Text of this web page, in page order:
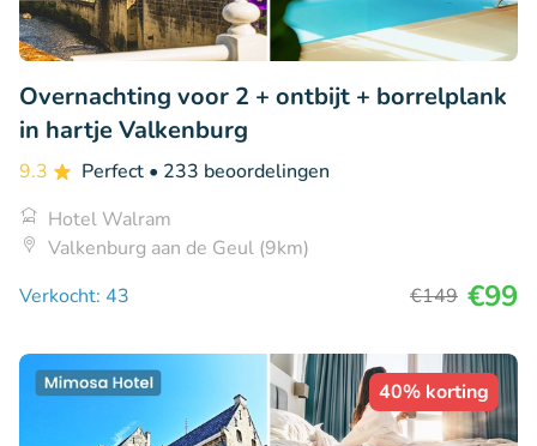
Overnachting voor 2 + ontbijt + borrelplank
in hartje Valkenburg
9.3 Perfect • 233 beoordelingen
Hotel Walram
Valkenburg aan de Geul (9km)
Verkocht: 43
€149 €99
40% korting